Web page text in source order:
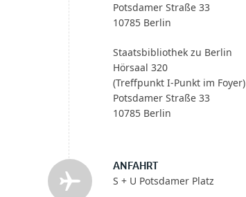
Potsdamer Straße 33
10785 Berlin
Staatsbibliothek zu Berlin
Hörsaal 320
(Treffpunkt I-Punkt im Foyer)
Potsdamer Straße 33
10785 Berlin
ANFAHRT
S + U Potsdamer Platz